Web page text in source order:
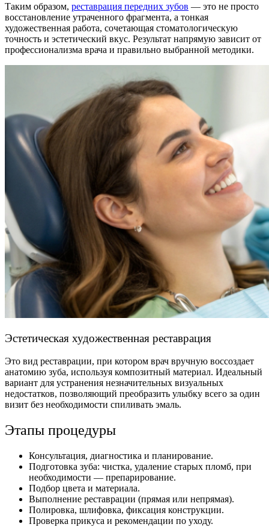
Таким образом, реставрация передних зубов — это не просто
восстановление утраченного фрагмента, а тонкая
художественная работа, сочетающая стоматологическую
точность и эстетический вкус. Результат напрямую зависит от
профессионализма врача и правильно выбранной методики.
Эстетическая художественная реставрация
Это вид реставрации, при котором врач вручную воссоздает
анатомию зуба, используя композитный материал. Идеальный
вариант для устранения незначительных визуальных
недостатков, позволяющий преобразить улыбку всего за один
визит без необходимости спиливать эмаль.
Этапы процедуры
Консультация, диагностика и планирование.
Подготовка зуба: чистка, удаление старых пломб, при
необходимости — препарирование.
Подбор цвета и материала.
Выполнение реставрации (прямая или непрямая).
Полировка, шлифовка, фиксация конструкции.
Проверка прикуса и рекомендации по уходу.